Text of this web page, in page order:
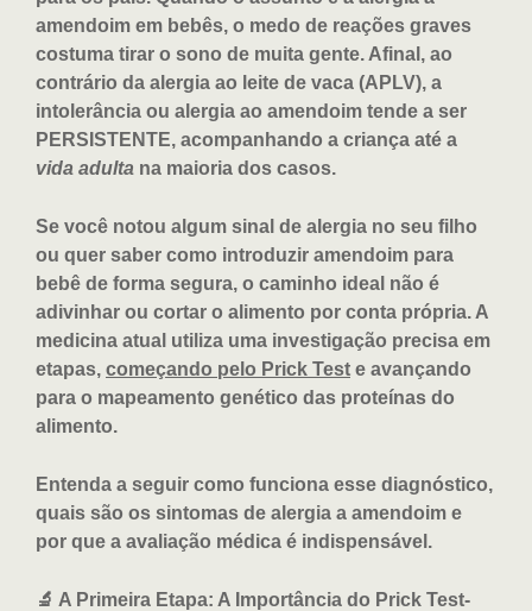
amendoim em bebês, o medo de reações graves
costuma tirar o sono de muita gente. Afinal, ao
contrário da alergia ao leite de vaca (APLV), a
intolerância ou alergia ao amendoim tende a ser
PERSISTENTE, acompanhando a criança até a
vida adulta na maioria dos casos.
Se você notou algum sinal de alergia no seu filho
ou quer saber como introduzir amendoim para
bebê de forma segura, o caminho ideal não é
adivinhar ou cortar o alimento por conta própria. A
medicina atual utiliza uma investigação precisa em
etapas, começando pelo Prick Test e avançando
para o mapeamento genético das proteínas do
alimento.
Entenda a seguir como funciona esse diagnóstico,
quais são os sintomas de alergia a amendoim e
por que a avaliação médica é indispensável.
🔬 A Primeira Etapa: A Importância do Prick Test-